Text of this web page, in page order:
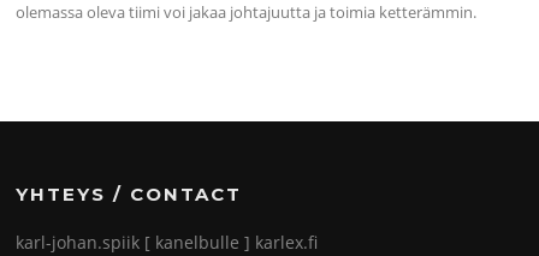
olemassa oleva tiimi voi jakaa johtajuutta ja toimia ketterämmin.
YHTEYS / CONTACT
karl-johan.spiik [ kanelbulle ] karlex.fi